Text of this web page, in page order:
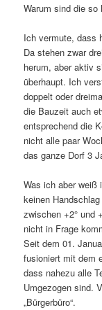
Warum sind die so
Ich vermute, dass
Da stehen zwar
herum, aber aktiv
überhaupt. Ich
doppelt oder
die Bauzeit auch
entsprechend die
nicht alle paar
das ganze Dorf 3
Was ich aber weiß
keinen
zwischen +2° und
nicht in Frage
Seit dem 01.
fusioniert mit dem
dass nahezu alle
Umgezogen sind.
„Bürgerbüro“.